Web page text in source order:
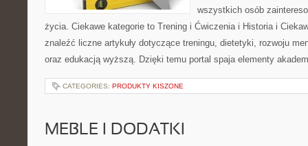
wszystkich osób
życia. Ciekawe kategorie to Trening i Ćwiczenia i Historia i
znaleźć liczne artykuły dotyczące treningu, dietetyki, rozwoju
oraz edukacją wyższą. Dzięki temu portal spaja elementy
CATEGORIES: PRODUKTY KISZONE
MEBLE I DODATKI